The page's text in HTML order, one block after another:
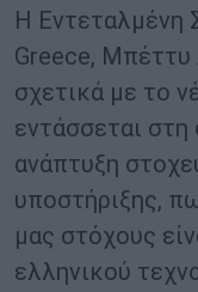
Η Εντεταλμένη
Greece,
σχετικά με το
εντάσσεται στη
ανάπτυξη
υποστήριξης,
μας στόχους
ελληνικού